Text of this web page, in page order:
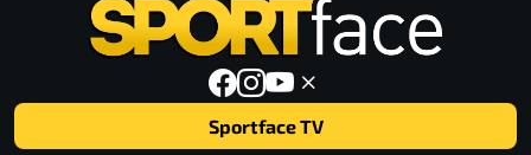
Sportface TV